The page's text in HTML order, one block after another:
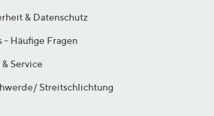
& Datenschutz
- Häufige Fragen
Service
Streitschlichtung